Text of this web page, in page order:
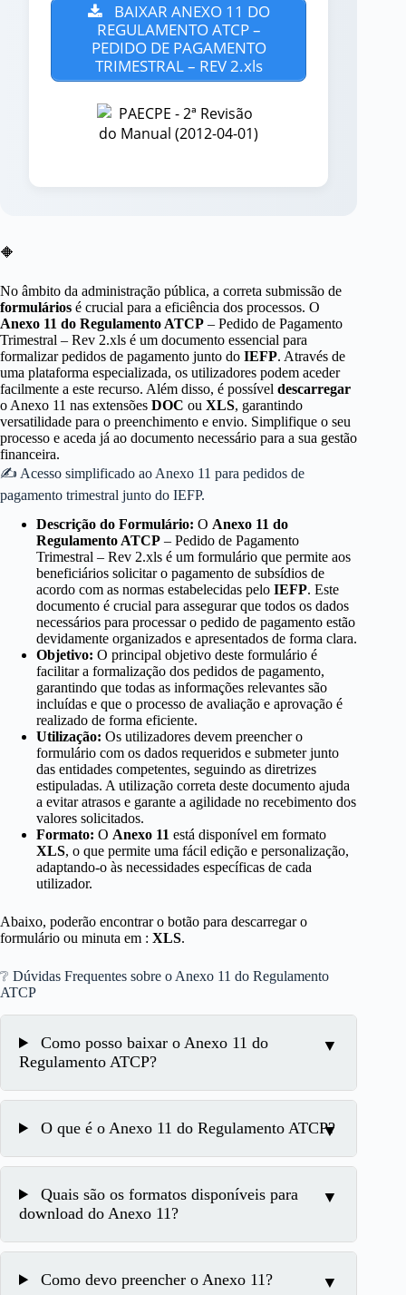
BAIXAR ANEXO 11 DO
REGULAMENTO ATCP –
PEDIDO DE PAGAMENTO
TRIMESTRAL – REV 2.xls
🔶
No âmbito da administração pública, a correta submissão de
formulários é crucial para a eficiência dos processos. O
Anexo 11 do Regulamento ATCP – Pedido de Pagamento
Trimestral – Rev 2.xls é um documento essencial para
formalizar pedidos de pagamento junto do IEFP. Através de
uma plataforma especializada, os utilizadores podem aceder
facilmente a este recurso. Além disso, é possível descarregar
o Anexo 11 nas extensões DOC ou XLS, garantindo
versatilidade para o preenchimento e envio. Simplifique o seu
processo e aceda já ao documento necessário para a sua gestão
financeira.
✍ Acesso simplificado ao Anexo 11 para pedidos de
pagamento trimestral junto do IEFP.
Descrição do Formulário: O Anexo 11 do
Regulamento ATCP – Pedido de Pagamento
Trimestral – Rev 2.xls é um formulário que permite aos
beneficiários solicitar o pagamento de subsídios de
acordo com as normas estabelecidas pelo IEFP. Este
documento é crucial para assegurar que todos os dados
necessários para processar o pedido de pagamento estão
devidamente organizados e apresentados de forma clara.
Objetivo: O principal objetivo deste formulário é
facilitar a formalização dos pedidos de pagamento,
garantindo que todas as informações relevantes são
incluídas e que o processo de avaliação e aprovação é
realizado de forma eficiente.
Utilização: Os utilizadores devem preencher o
formulário com os dados requeridos e submeter junto
das entidades competentes, seguindo as diretrizes
estipuladas. A utilização correta deste documento ajuda
a evitar atrasos e garante a agilidade no recebimento dos
valores solicitados.
Formato: O Anexo 11 está disponível em formato
XLS, o que permite uma fácil edição e personalização,
adaptando-o às necessidades específicas de cada
utilizador.
Abaixo, poderão encontrar o botão para descarregar o
formulário ou minuta em : XLS.
❔ Dúvidas Frequentes sobre o Anexo 11 do Regulamento
ATCP
Como posso baixar o Anexo 11 do
Regulamento ATCP?
O que é o Anexo 11 do Regulamento ATCP?
Quais são os formatos disponíveis para
download do Anexo 11?
Como devo preencher o Anexo 11?